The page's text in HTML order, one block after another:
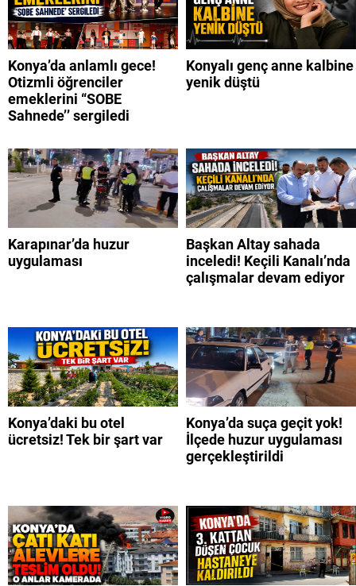
Konya’da anlamlı gece!
Otizmli öğrenciler
emeklerini “SOBE
Sahnede’’ sergiledi
Konyalı genç anne kalbine
yenik düştü
Karapınar’da huzur
uygulaması
Başkan Altay sahada
inceledi! Keçili Kanalı’nda
çalışmalar devam ediyor
Konya’daki bu otel
ücretsiz! Tek bir şart var
Konya’da suça geçit yok!
İlçede huzur uygulaması
gerçekleştirildi